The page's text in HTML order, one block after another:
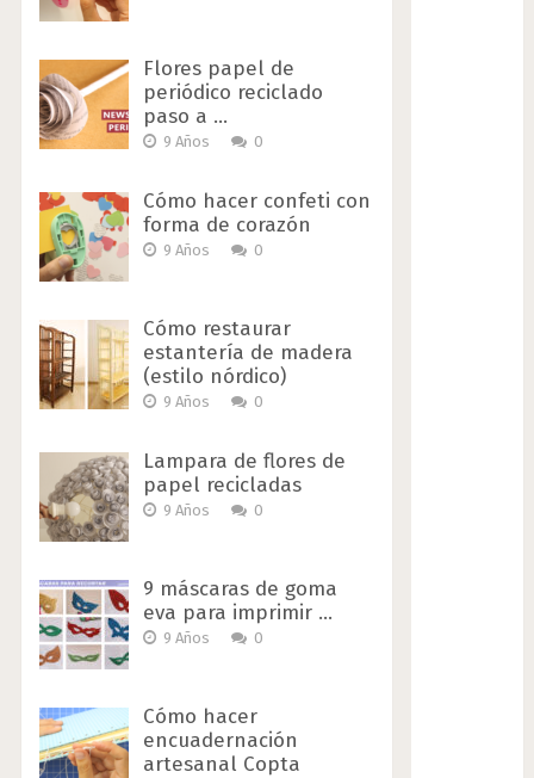
Flores papel de
periódico reciclado
paso a …
9 Años 0
Cómo hacer confeti con
forma de corazón
9 Años 0
Cómo restaurar
estantería de madera
(estilo nórdico)
9 Años 0
Lampara de flores de
papel recicladas
9 Años 0
9 máscaras de goma
eva para imprimir …
9 Años 0
Cómo hacer
encuadernación
artesanal Copta